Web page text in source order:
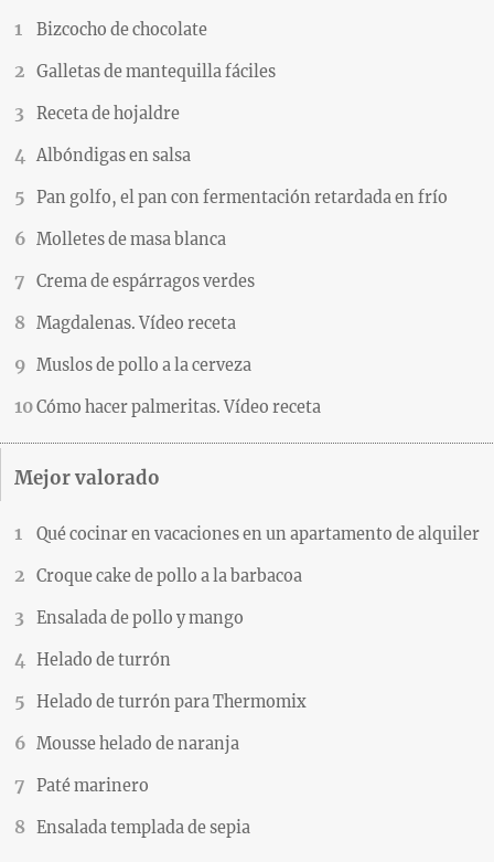
Bizcocho de chocolate
Galletas de mantequilla fáciles
Receta de hojaldre
Albóndigas en salsa
Pan golfo, el pan con fermentación retardada en frío
Molletes de masa blanca
Crema de espárragos verdes
Magdalenas. Vídeo receta
Muslos de pollo a la cerveza
Cómo hacer palmeritas. Vídeo receta
Mejor valorado
Qué cocinar en vacaciones en un apartamento de alquiler
Croque cake de pollo a la barbacoa
Ensalada de pollo y mango
Helado de turrón
Helado de turrón para Thermomix
Mousse helado de naranja
Paté marinero
Ensalada templada de sepia